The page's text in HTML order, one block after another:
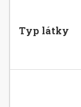
Typ látky